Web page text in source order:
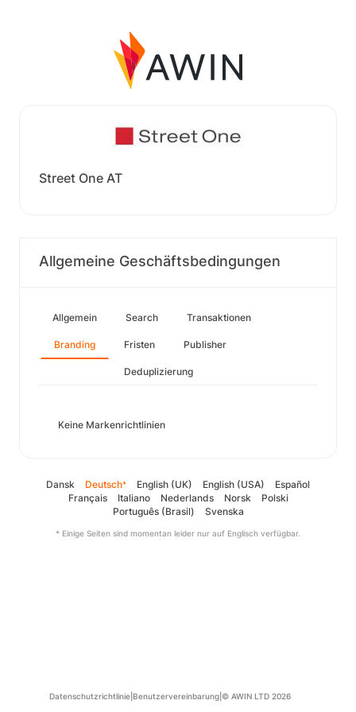
Street One AT
Allgemeine Geschäftsbedingungen
Allgemein Search Transaktionen
Branding Fristen Publisher
Deduplizierung
Keine Markenrichtlinien
Dansk Deutsch* English (UK) English (USA)
Español
Français
Italiano Nederlands Norsk
Polski
Português (Brasil)
Svenska
* Einige Seiten sind momentan leider nur auf Englisch verfügbar.
Datenschutzrichtlinie Benutzervereinbarung © AWIN LTD 2026